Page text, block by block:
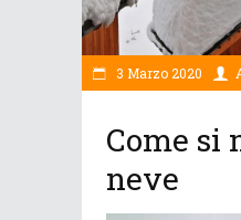
3 Marzo 2020
Come si
neve